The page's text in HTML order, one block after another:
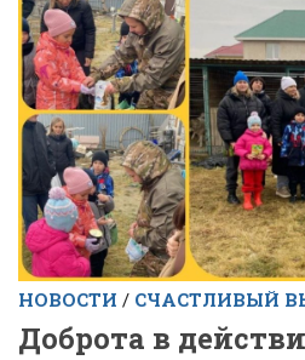
НОВОСТИ / СЧАСТЛИВЫЙ
Доброта в